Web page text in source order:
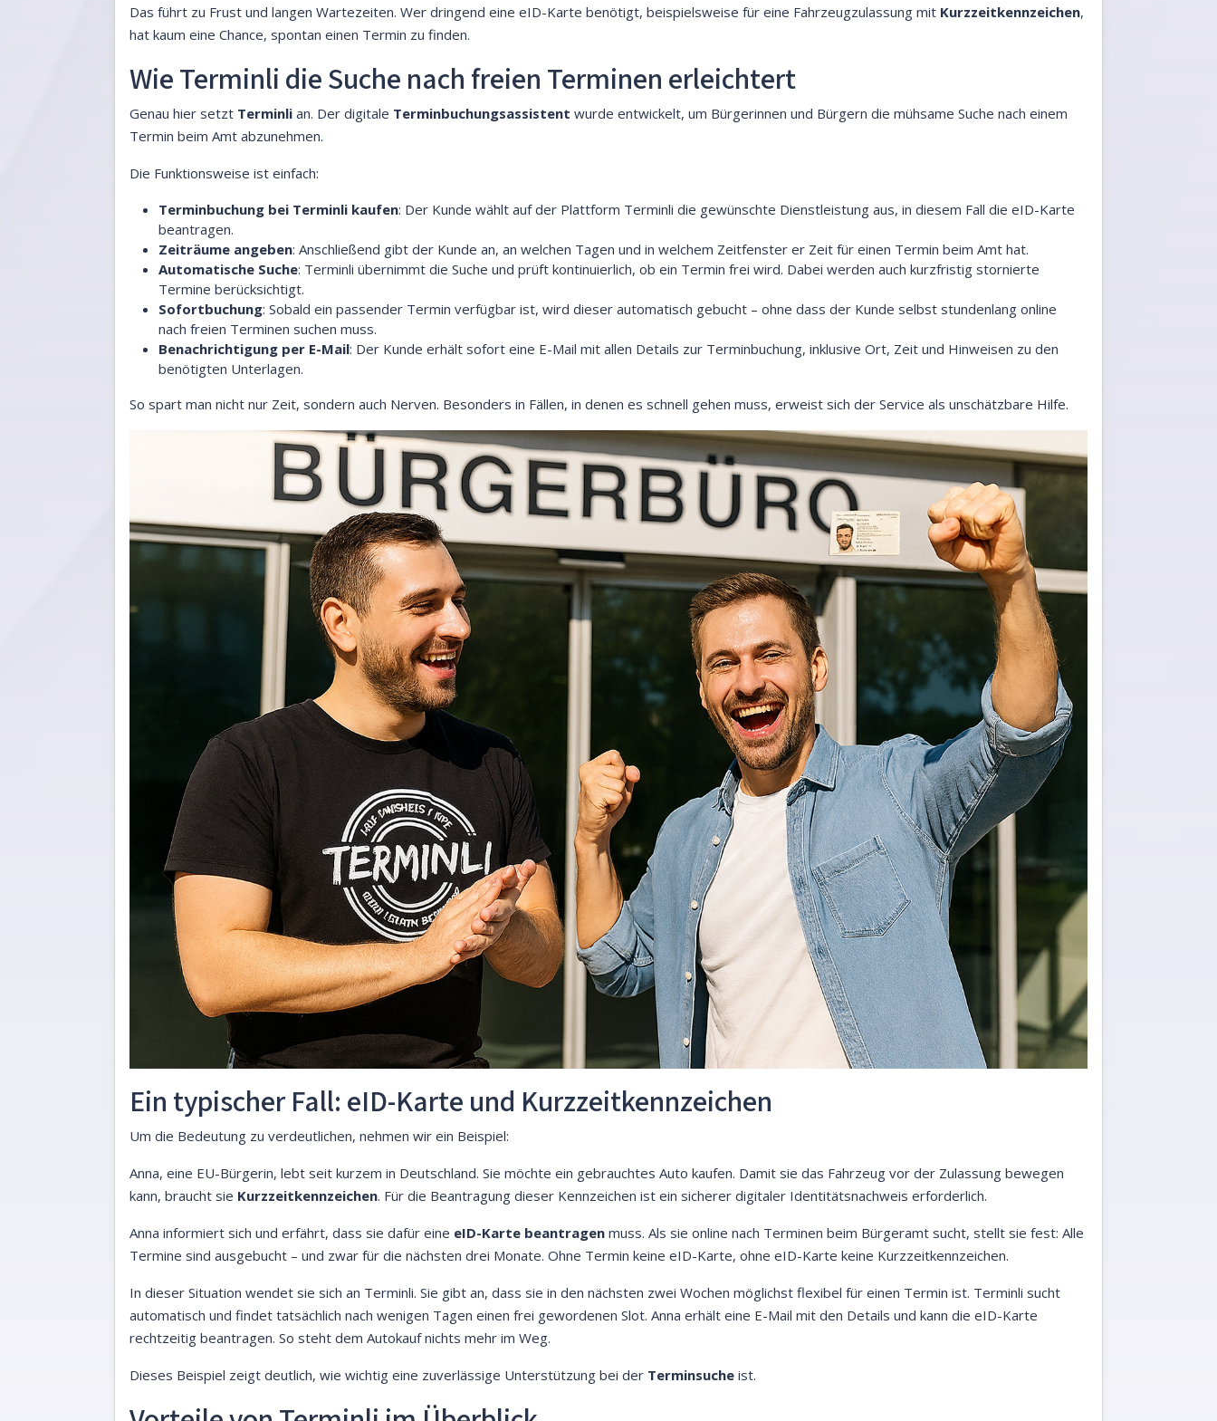
Das führt zu Frust und langen Wartezeiten. Wer dringend eine eID-Karte benötigt, beispielsweise für eine Fahrzeugzulassung mit Kurzzeitkennzeichen,
hat kaum eine Chance, spontan einen Termin zu finden.
Wie Terminli die Suche nach freien Terminen erleichtert
Genau hier setzt Terminli an. Der digitale Terminbuchungsassistent wurde entwickelt, um Bürgerinnen und Bürgern die mühsame Suche nach einem
Termin beim Amt abzunehmen.
Die Funktionsweise ist einfach:
Terminbuchung bei Terminli kaufen: Der Kunde wählt auf der Plattform Terminli die gewünschte Dienstleistung aus, in diesem Fall die eID-Karte
beantragen.
Zeiträume angeben: Anschließend gibt der Kunde an, an welchen Tagen und in welchem Zeitfenster er Zeit für einen Termin beim Amt hat.
Automatische Suche: Terminli übernimmt die Suche und prüft kontinuierlich, ob ein Termin frei wird. Dabei werden auch kurzfristig stornierte
Termine berücksichtigt.
Sofortbuchung: Sobald ein passender Termin verfügbar ist, wird dieser automatisch gebucht – ohne dass der Kunde selbst stundenlang online
nach freien Terminen suchen muss.
Benachrichtigung per E-Mail: Der Kunde erhält sofort eine E-Mail mit allen Details zur Terminbuchung, inklusive Ort, Zeit und Hinweisen zu den
benötigten Unterlagen.
So spart man nicht nur Zeit, sondern auch Nerven. Besonders in Fällen, in denen es schnell gehen muss, erweist sich der Service als unschätzbare Hilfe.
Ein typischer Fall: eID-Karte und Kurzzeitkennzeichen
Um die Bedeutung zu verdeutlichen, nehmen wir ein Beispiel:
Anna, eine EU-Bürgerin, lebt seit kurzem in Deutschland. Sie möchte ein gebrauchtes Auto kaufen. Damit sie das Fahrzeug vor der Zulassung bewegen
kann, braucht sie Kurzzeitkennzeichen. Für die Beantragung dieser Kennzeichen ist ein sicherer digitaler Identitätsnachweis erforderlich.
Anna informiert sich und erfährt, dass sie dafür eine eID-Karte beantragen muss. Als sie online nach Terminen beim Bürgeramt sucht, stellt sie fest: Alle
Termine sind ausgebucht – und zwar für die nächsten drei Monate. Ohne Termin keine eID-Karte, ohne eID-Karte keine Kurzzeitkennzeichen.
In dieser Situation wendet sie sich an Terminli. Sie gibt an, dass sie in den nächsten zwei Wochen möglichst flexibel für einen Termin ist. Terminli sucht
automatisch und findet tatsächlich nach wenigen Tagen einen frei gewordenen Slot. Anna erhält eine E-Mail mit den Details und kann die eID-Karte
rechtzeitig beantragen. So steht dem Autokauf nichts mehr im Weg.
Dieses Beispiel zeigt deutlich, wie wichtig eine zuverlässige Unterstützung bei der Terminsuche ist.